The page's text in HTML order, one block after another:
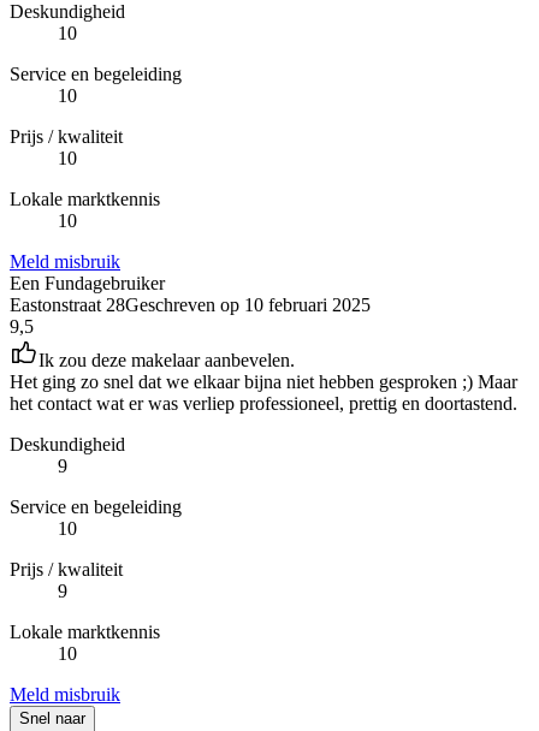
Deskundigheid
10
Service en begeleiding
10
Prijs / kwaliteit
10
Lokale marktkennis
10
Meld misbruik
Een Fundagebruiker
Eastonstraat 28Geschreven op 10 februari 2025
9,5
Ik zou deze makelaar aanbevelen.
Het ging zo snel dat we elkaar bijna niet hebben gesproken ;) Maar
het contact wat er was verliep professioneel, prettig en doortastend.
Deskundigheid
9
Service en begeleiding
10
Prijs / kwaliteit
9
Lokale marktkennis
10
Meld misbruik
Snel naar